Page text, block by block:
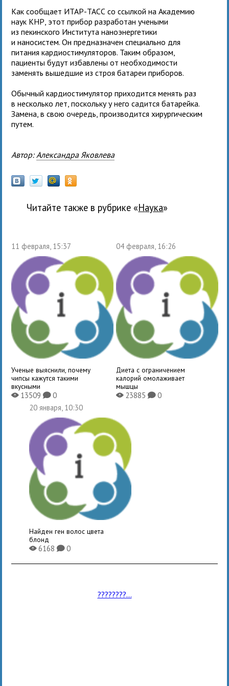
Как сообщает ИТАР-ТАСС со ссылкой на Академию
наук КНР, этот прибор разработан учеными
из пекинского Института наноэнергетики
и наносистем. Он предназначен специально для
питания кардиостимуляторов. Таким образом,
пациенты будут избавлены от необходимости
заменять вышедшие из строя батареи приборов.
Обычный кардиостимулятор приходится менять раз
в несколько лет, поскольку у него садится батарейка.
Замена, в свою очередь, производится хирургическим
путем.
Автор: Александра Яковлева
Читайте также в рубрике « наука»
11 февраля, 15:37
Ученые выяснили, почему
чипсы кажутся такими
вкусными
X13509K0
04 февраля, 16:26
Диета с ограничением
калорий омолаживает
мышцы
X23885 K0
20 января, 10:30
Найден ген волос цвета
блонд
X6168K0
????????...